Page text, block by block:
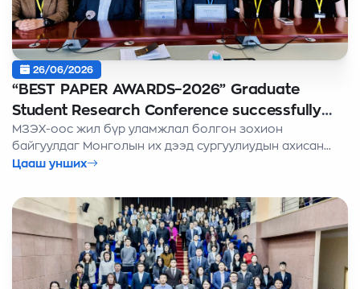
26/06/2026
“BEST PAPER AWARDS–2026” Graduate
Student Research Conference successfully
held
МЗЭХ-оос жил бүр уламжлал болгон зохион
байгуулдаг Монголын их дээд сургуулиудын ахисан
түвшний суралцагчдын дунд англи хэлээр өгүүлэл
шинжилгээний хурал 2026 оны 06 дугаар сарын 26-ны
өдөр боллоо.
Цааш унших